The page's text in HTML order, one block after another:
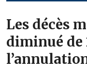
Les décès
diminué de